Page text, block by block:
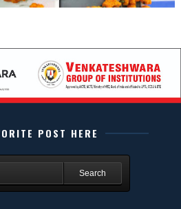
POST HERE
Search